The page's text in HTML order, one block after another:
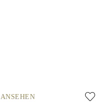
ANSEHEN